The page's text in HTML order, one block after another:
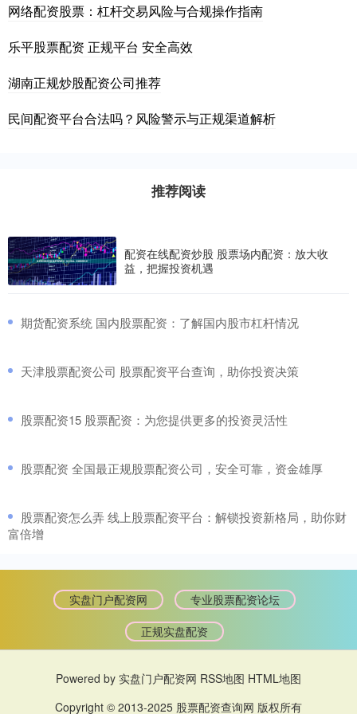
网络配资股票：杠杆交易风险与合规操作指南
乐平股票配资 正规平台 安全高效
湖南正规炒股配资公司推荐
民间配资平台合法吗？风险警示与正规渠道解析
推荐阅读
配资在线配资炒股 股票场内配资：放大收
益，把握投资机遇
​期货配资系统 国内股票配资：了解国内股市杠杆情况
​天津股票配资公司 股票配资平台查询，助你投资决策
​股票配资15 股票配资：为您提供更多的投资灵活性
​股票配资 全国最正规股票配资公司，安全可靠，资金雄厚
​股票配资怎么弄 线上股票配资平台：解锁投资新格局，助你财
富倍增
实盘门户配资网
专业股票配资论坛
正规实盘配资
Powered by 实盘门户配资网 RSS地图 HTML地图
Copyright © 2013-2025 股票配资查询网 版权所有